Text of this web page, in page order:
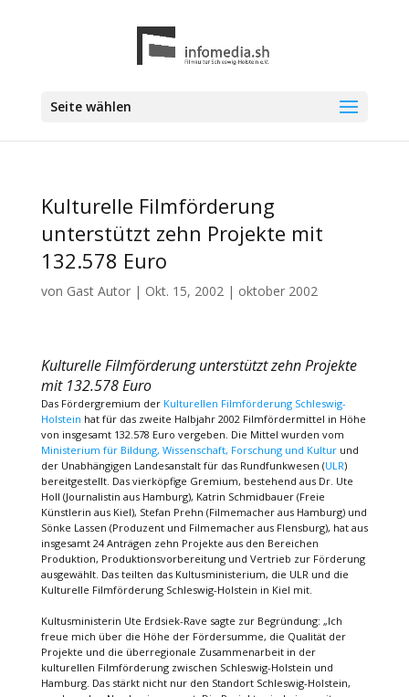
Seite wählen
Kulturelle Filmförderung
unterstützt zehn Projekte mit
132.578 Euro
von Gast Autor| Okt. 15, 2002| oktober 2002
Kulturelle Filmförderung unterstützt zehn Projekte
mit 132.578 Euro
Das Fördergremium der Kulturellen Filmförderung Schleswig-
Holstein hat für das zweite Halbjahr 2002 Filmfördermittel in Höhe
von insgesamt 132.578 Euro vergeben. Die Mittel wurden vom
Ministerium für Bildung, Wissenschaft, Forschung und Kulturund
der Unabhängigen Landesanstalt für das Rundfunkwesen (ULR)
bereitgestellt. Das vierköpfige Gremium, bestehend aus Dr. Ute
Holl (Journalistin aus Hamburg), Katrin Schmidbauer (Freie
Künstlerin aus Kiel), Stefan Prehn (Filmemacher aus Hamburg) und
Sönke Lassen (Produzent und Filmemacher aus Flensburg), hat aus
insgesamt 24 Anträgen zehn Projekte aus den Bereichen
Produktion, Produktionsvorbereitung und Vertrieb zur Förderung
ausgewählt. Das teilten das Kultusministerium, die ULR und die
Kulturelle Filmförderung Schleswig-Holstein in Kiel mit.
Kultusministerin Ute Erdsiek-Rave sagte zur Begründung: „Ich
freue mich über die Höhe der Fördersumme, die Qualität der
Projekte und die überregionale Zusammenarbeit in der
kulturellen Filmförderung zwischen Schleswig-Holstein und
Hamburg. Das stärkt nicht nur den Standort Schleswig-Holstein,